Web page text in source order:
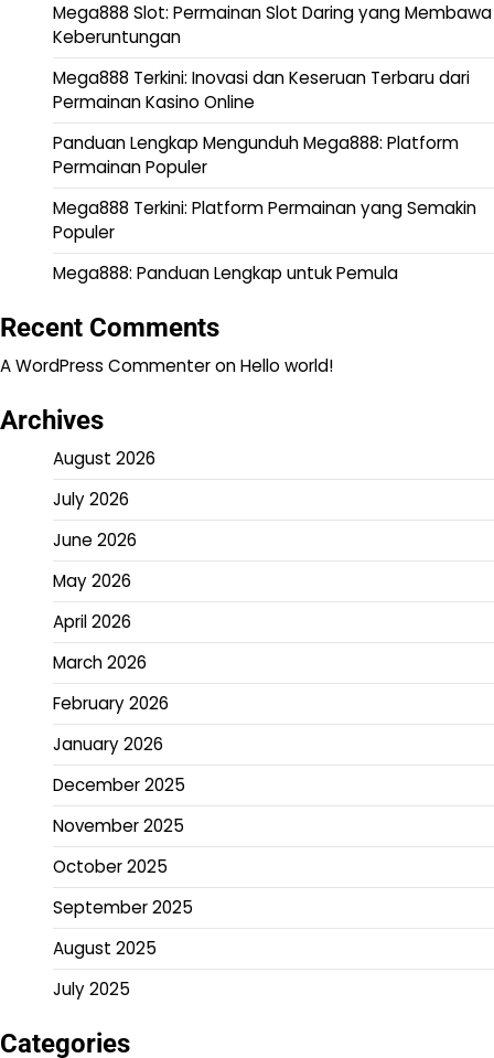
Mega888 Slot: Permainan Slot Daring yang Membawa
Keberuntungan
Mega888 Terkini: Inovasi dan Keseruan Terbaru dari
Permainan Kasino Online
Panduan Lengkap Mengunduh Mega888: Platform
Permainan Populer
Mega888 Terkini: Platform Permainan yang Semakin
Populer
Mega888: Panduan Lengkap untuk Pemula
Recent Comments
A WordPress CommenteronHello world!
Archives
August 2026
July 2026
June 2026
May 2026
April 2026
March 2026
February 2026
January 2026
December 2025
November 2025
October 2025
September 2025
August 2025
July 2025
Categories